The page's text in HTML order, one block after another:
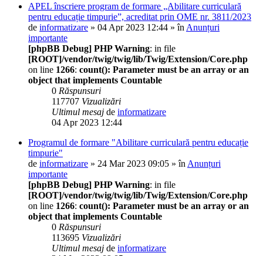
APEL înscriere program de formare „Abilitare curriculară
pentru educație timpurie”, acreditat prin OME nr. 3811/2023
de informatizare » 04 Apr 2023 12:44 » în Anunțuri
importante
[phpBB Debug] PHP Warning: in file
[ROOT]/vendor/twig/twig/lib/Twig/Extension/Core.php
on line 1266: count(): Parameter must be an array or an
object that implements Countable
0 Răspunsuri
117707 Vizualizări
Ultimul mesaj de informatizare
04 Apr 2023 12:44
Programul de formare "Abilitare curriculară pentru educație
timpurie"
de informatizare » 24 Mar 2023 09:05 » în Anunțuri
importante
[phpBB Debug] PHP Warning: in file
[ROOT]/vendor/twig/twig/lib/Twig/Extension/Core.php
on line 1266: count(): Parameter must be an array or an
object that implements Countable
0 Răspunsuri
113695 Vizualizări
Ultimul mesaj de informatizare